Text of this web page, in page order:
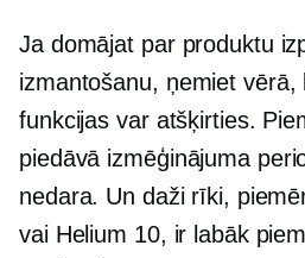
Ja domājat par produktu
izmantošanu, ņemiet vērā,
funkcijas var atšķirties.
piedāvā izmēģinājuma
nedara. Un daži rīki,
vai Helium 10, ir labāk